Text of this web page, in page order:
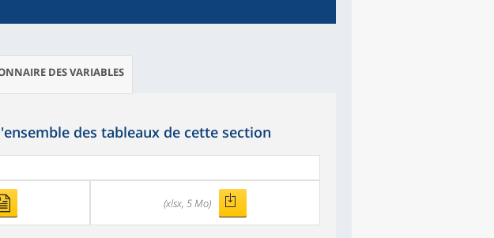
DES VARIABLES
des tableaux de cette section
(xlsx, 5 Mo)